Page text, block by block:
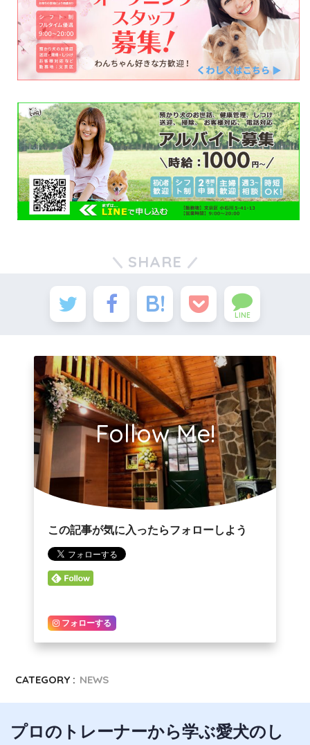
SHARE
LINE
Follow Me!
この記事が気に入ったらフォローしよう
フォローする
CATEGORY : NEWS
プロのトレーナーから学ぶ愛犬のし